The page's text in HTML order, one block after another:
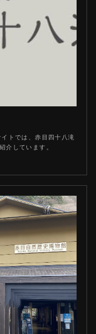
トでは、赤目四十八滝
介しています。